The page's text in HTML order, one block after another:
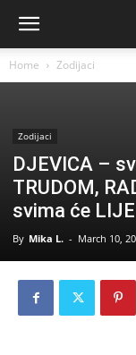
Home Zodijaci
Zodijaci
DJEVICA –
TRUDOM,
svima će
By Mika L. - March 10,